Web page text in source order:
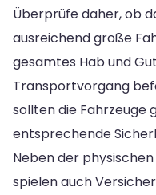
Überprüfe daher, ob
ausreichend große
gesamtes Hab und
Transportvorgang
sollten die Fahrzeuge
entsprechende
Neben der
spielen auch